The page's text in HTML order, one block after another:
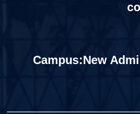
Campus:New